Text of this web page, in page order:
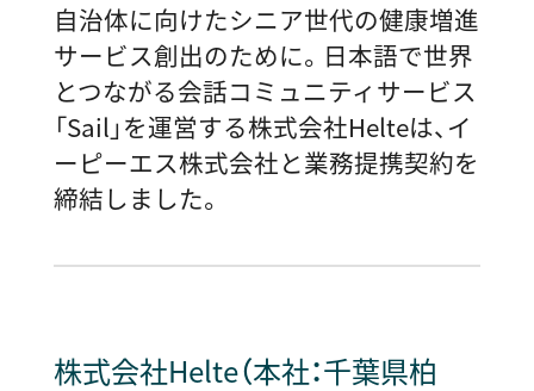
自治体に向けたシニア世代の健康増進
サービス創出のために。日本語で世界
とつながる会話コミュニティサービス
「Sail」を運営する株式会社Helteは、イ
ーピーエス株式会社と業務提携契約を
締結しました。
株式会社Helte（本社：千葉県柏